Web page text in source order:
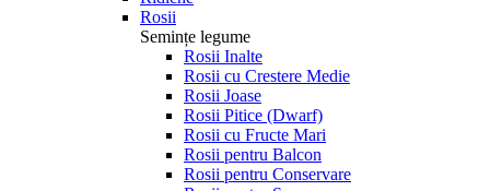
Rosii
Semințe legume
Rosii Inalte
Rosii cu Crestere Medie
Rosii Joase
Rosii Pitice (Dwarf)
Rosii cu Fructe Mari
Rosii pentru Balcon
Rosii pentru Conservare